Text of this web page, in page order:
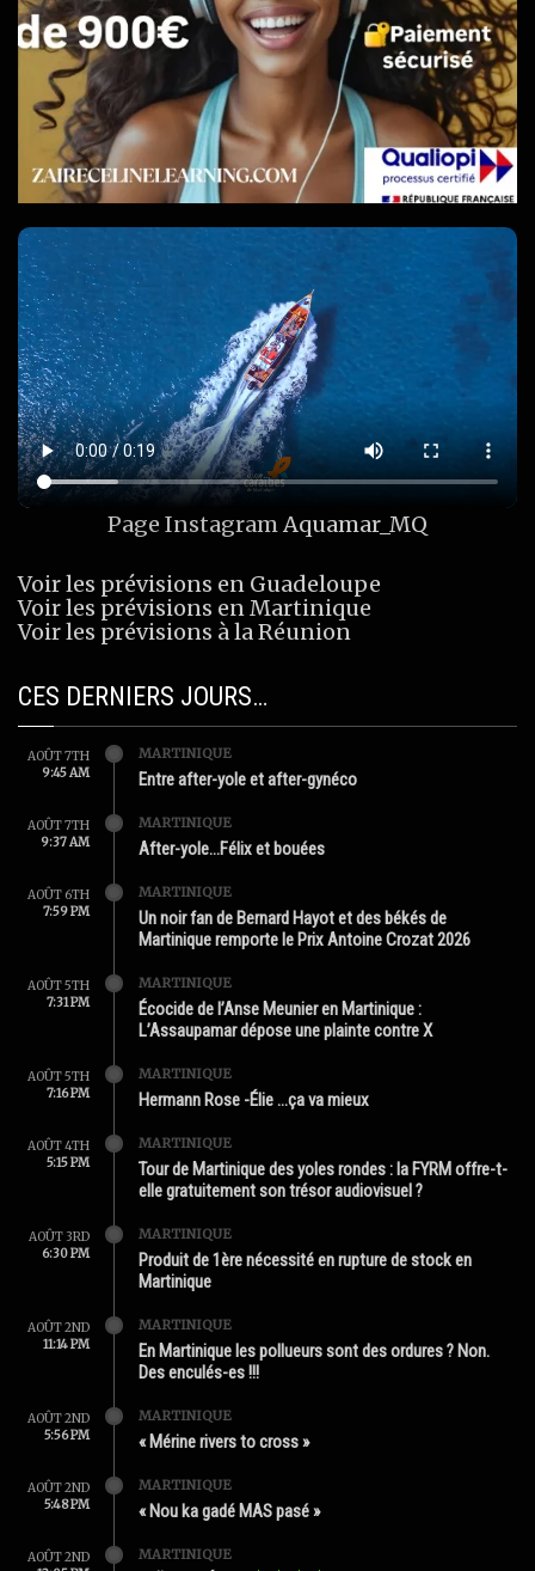
Page InstagramAquamar_MQ
Voir les prévisions en Guadeloupe
Voir les prévisions en Martinique
Voir les prévisions à la Réunion
CES DERNIERS JOURS…
AOÛT 7TH
9:45 AM
MARTINIQUE
Entre after-yole et after-gynéco
AOÛT 7TH
9:37 AM
MARTINIQUE
After-yole…Félix et bouées
AOÛT 6TH
7:59 PM
MARTINIQUE
Un noir fan de Bernard Hayot et des békés de
Martinique remporte le Prix Antoine Crozat 2026
AOÛT 5TH
7:31 PM
MARTINIQUE
Écocide de l’Anse Meunier en Martinique :
L’Assaupamar dépose une plainte contre X
AOÛT 5TH
7:16 PM
MARTINIQUE
Hermann Rose -Élie …ça va mieux
AOÛT 4TH
5:15 PM
MARTINIQUE
Tour de Martinique des yoles rondes : la FYRM offre-t-
elle gratuitement son trésor audiovisuel ?
AOÛT 3RD
6:30 PM
MARTINIQUE
Produit de 1ère nécessité en rupture de stock en
Martinique
AOÛT 2ND
11:14 PM
MARTINIQUE
En Martinique les pollueurs sont des ordures ? Non.
Des enculés-es !!!
AOÛT 2ND
5:56 PM
MARTINIQUE
« Mérine rivers to cross »
AOÛT 2ND
5:48 PM
MARTINIQUE
« Nou ka gadé MAS pasé »
AOÛT 2ND
MARTINIQUE